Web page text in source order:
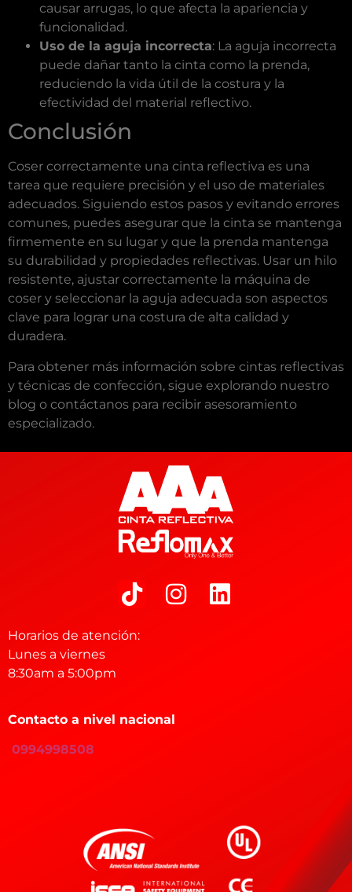
causar arrugas, lo que afecta la apariencia y
funcionalidad.
Uso de la aguja incorrecta: La aguja incorrecta
puede dañar tanto la cinta como la prenda,
reduciendo la vida útil de la costura y la
efectividad del material reflectivo.
Conclusión
Coser correctamente una cinta reflectiva es una
tarea que requiere precisión y el uso de materiales
adecuados. Siguiendo estos pasos y evitando errores
comunes, puedes asegurar que la cinta se mantenga
firmemente en su lugar y que la prenda mantenga
su durabilidad y propiedades reflectivas. Usar un hilo
resistente, ajustar correctamente la máquina de
coser y seleccionar la aguja adecuada son aspectos
clave para lograr una costura de alta calidad y
duradera.
Para obtener más información sobre cintas reflectivas
y técnicas de confección, sigue explorando nuestro
blog o contáctanos para recibir asesoramiento
especializado.
Horarios de atención:
Lunes a viernes
8:30am a 5:00pm
Contacto a nivel nacional
0994998508